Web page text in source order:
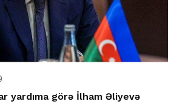
yardıma görə İlham Əliyevə